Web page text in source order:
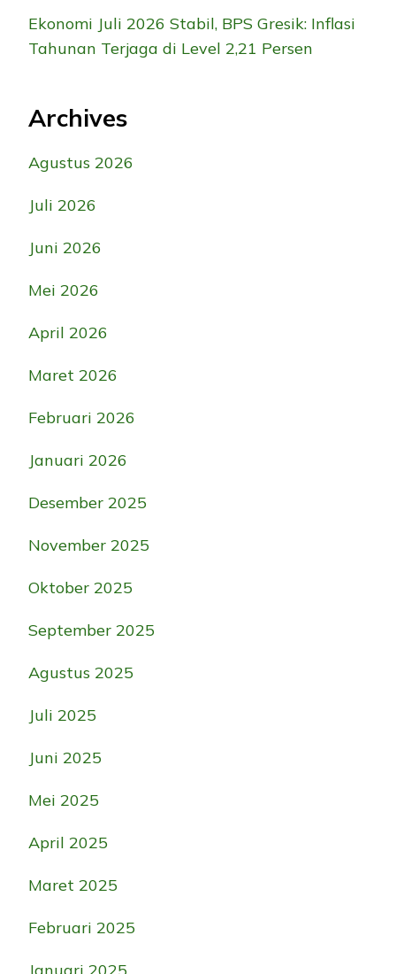
Ekonomi Juli 2026 Stabil, BPS Gresik: Inflasi
Tahunan Terjaga di Level 2,21 Persen
Archives
Agustus 2026
Juli 2026
Juni 2026
Mei 2026
April 2026
Maret 2026
Februari 2026
Januari 2026
Desember 2025
November 2025
Oktober 2025
September 2025
Agustus 2025
Juli 2025
Juni 2025
Mei 2025
April 2025
Maret 2025
Februari 2025
Januari 2025